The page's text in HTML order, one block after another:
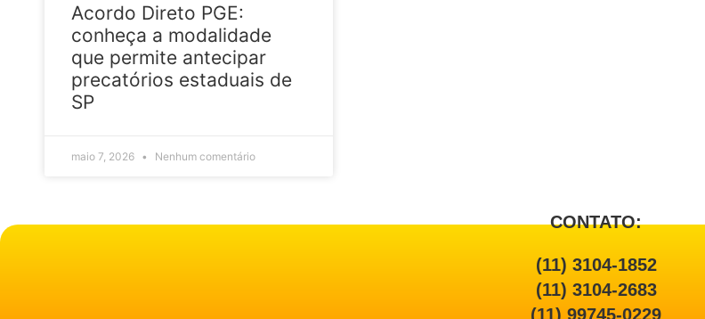
Acordo Direto PGE:
conheça a modalidade
que permite antecipar
precatórios estaduais de
SP
maio 7, 2026 Nenhum comentário
CONTATO:
(11) 3104-1852
(11) 3104-2683
(11) 99745-0229